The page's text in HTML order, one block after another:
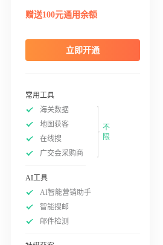
赠送100元通用余额
立即开通
常用工具
海关数据
地图获客
在线搜
广交会采购商
不
限
AI工具
AI智能营销助手
智能搜邮
邮件检测